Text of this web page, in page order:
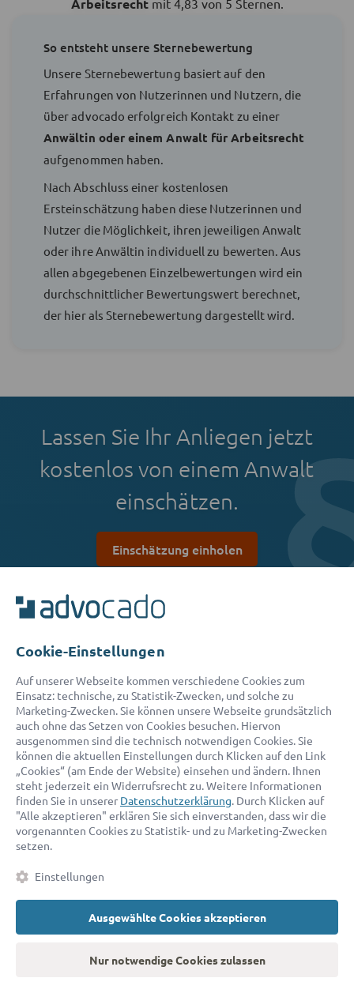
Arbeitsrecht
So entsteht unsere Sternebewertung
Unsere Sternebewertung basiert auf den
Erfahrungen von Nutzerinnen und Nutzern, die
über advocado erfolgreich Kontakt zu einer
Anwältin oder einem Anwalt für Arbeitsrecht
aufgenommen haben.
Nach Abschluss einer kostenlosen
Ersteinschätzung haben diese Nutzerinnen und
Nutzer die Möglichkeit, ihren jeweiligen Anwalt
oder ihre Anwältin individuell zu bewerten. Aus
allen abgegebenen Einzelbewertungen wird ein
durchschnittlicher Bewertungswert berechnet,
der hier als Sternebewertung dargestellt wird.
Lassen Sie Ihr Anliegen jetzt
kostenlos von einem Anwalt
einschätzen.
Einschätzung einholen
Über uns
FAQ
Partnerprogramm
Login Kundenbereich
Vergütung
Sie sind Anwalt?
RECHTSANWALT FÜR
Anwalt für Erbrecht
Anwalt für Baurecht
Cookie-Einstellungen
Auf unserer Webseite kommen verschiedene Cookies zum
Einsatz: technische, zu Statistik-Zwecken, und solche zu
Marketing-Zwecken. Sie können unsere Webseite grundsätzlich
auch ohne das Setzen von Cookies besuchen. Hiervon
ausgenommen sind die technisch notwendigen Cookies. Sie
können die aktuellen Einstellungen durch Klicken auf den Link
„Cookies“ (am Ende der Website) einsehen und ändern. Ihnen
steht jederzeit ein Widerrufsrecht zu. Weitere Informationen
finden Sie in unserer Datenschutzerklärung. Durch Klicken auf
"Alle akzeptieren" erklären Sie sich einverstanden, dass wir die
vorgenannten Cookies zu Statistik- und zu Marketing-Zwecken
setzen.
Einstellungen
Ausgewählte Cookies akzeptieren
Nur notwendige Cookies zulassen